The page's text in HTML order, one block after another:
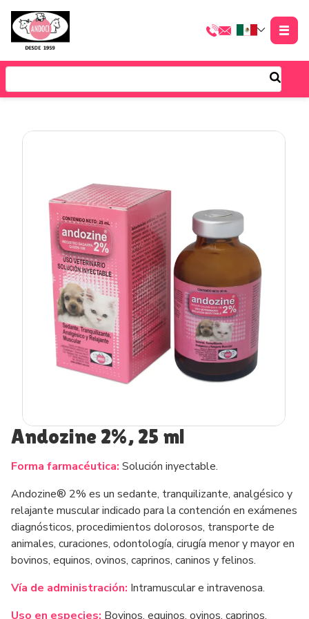
Andozine 2%, 25 ml
Forma farmacéutica: Solución inyectable.
Andozine® 2% es un sedante, tranquilizante, analgésico y
relajante muscular indicado para la contención en exámenes
diagnósticos, procedimientos dolorosos, transporte de
animales, curaciones, odontología, cirugía menor y mayor en
bovinos, equinos, ovinos, caprinos, caninos y felinos.
Vía de administración: Intramuscular e intravenosa.
Uso en especies: Bovinos, equinos, ovinos, caprinos,